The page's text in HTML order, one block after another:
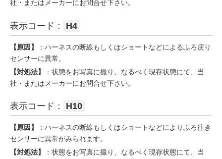
社・またはメーカーにお問合せ下さい。
表示コード： H4
【原因】
：ハーネスの断線もしくはショートなどによるふろ戻り
センサーに異常。
【対処法】
：状態をお写真に撮り、なるべく現存状態にて、当
社・またはメーカーにお問合せ下さい。
表示コード： H10
【原因】
：ハーネスの断線もしくはショートなどによりふろ往き
センサーに異常がみられます。
【対処法】
：状態をお写真に撮り、なるべく現存状態にて、当